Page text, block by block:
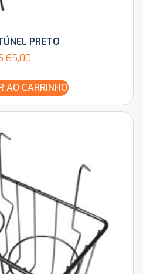
PRETO
65,00
AO CARRINHO